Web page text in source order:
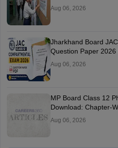
Aug 06, 2026
Jharkhand Board
Question Paper
Aug 06, 2026
MP Board Class 12
Download: Chapter-
Aug 06, 2026